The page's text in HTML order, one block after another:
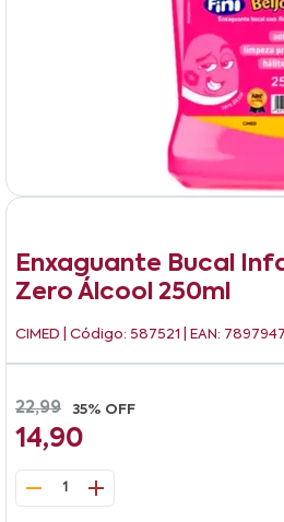
Enxaguante Bucal
Zero Álcool 250ml
CIMED | Código: 587521 | EAN:
22,99 35% OFF
14,90
1